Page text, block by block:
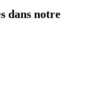
dans notre